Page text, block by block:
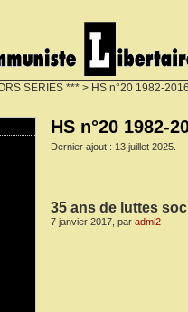
SERIES *** > HS n°20 1982-
HS n°20 1982-
Dernier ajout : 13 juillet 2025.
35 ans de luttes
7 janvier 2017, par admi2